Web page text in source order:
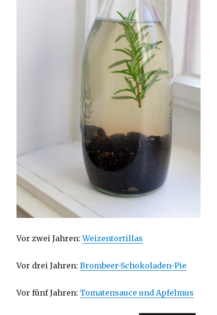
Vor zwei Jahren:Weizentortillas
Vor drei Jahren:Brombeer-Schokoladen-Pie
Vor fünf Jahren: Tomatensauce und Apfelmus